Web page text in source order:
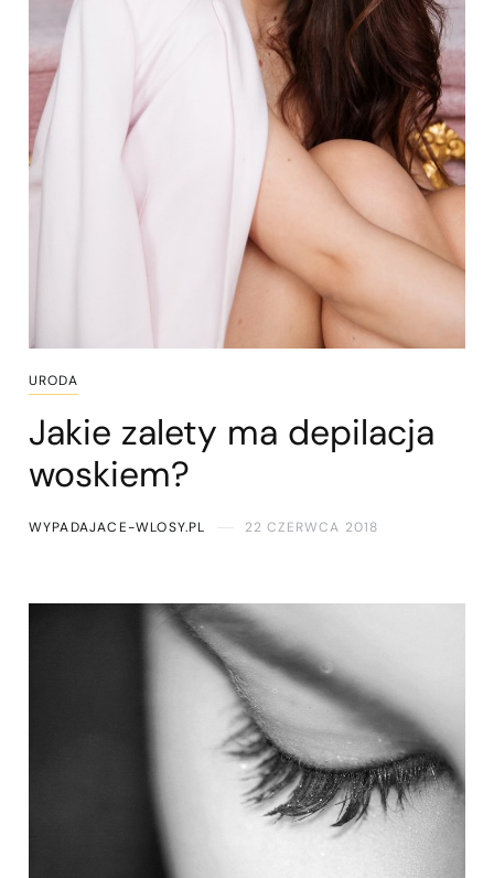
URODA
Jakie zalety ma depilacja
woskiem?
WYPADAJACE-WLOSY.PL 22 CZERWCA 2018